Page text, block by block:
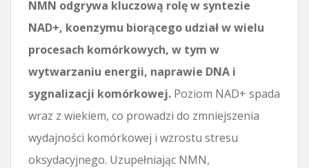
NMN odgrywa kluczową rolę w syntezie
NAD+, koenzymu biorącego udział w wielu
procesach komórkowych, w tym w
wytwarzaniu energii, naprawie DNA i
sygnalizacji komórkowej. Poziom NAD+ spada
wraz z wiekiem, co prowadzi do zmniejszenia
wydajności komórkowej i wzrostu stresu
oksydacyjnego. Uzupełniając NMN,